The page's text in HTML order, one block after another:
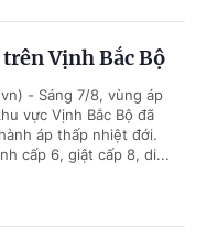
Vịnh Bắc Bộ
- Sáng 7/8, vùng áp
vực Vịnh Bắc Bộ đã
áp thấp nhiệt đới.
cấp 6, giật cấp 8, di...